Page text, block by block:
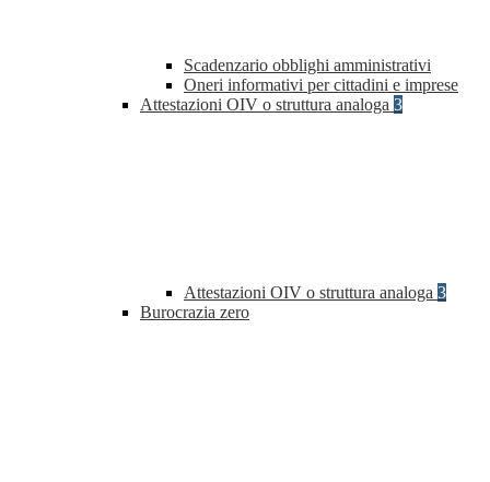
Scadenzario obblighi amministrativi
Oneri informativi per cittadini e imprese
Attestazioni OIV o struttura analoga 3
Attestazioni OIV o struttura analoga 3
Burocrazia zero